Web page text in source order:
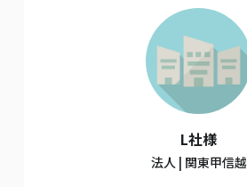
L社様
法人 | 関東甲信越